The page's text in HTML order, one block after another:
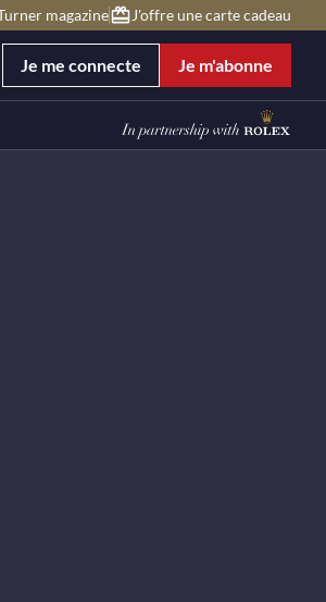
magazine J'offre une carte cadeau
Je me connecte Je m'abonne